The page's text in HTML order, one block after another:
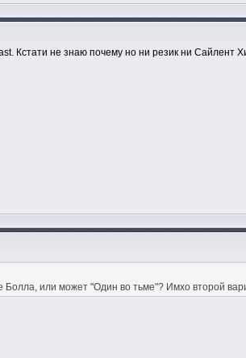
Кстати не знаю почему но ни резик ни
Болла, или может "Один во тьме"? Имхо второй